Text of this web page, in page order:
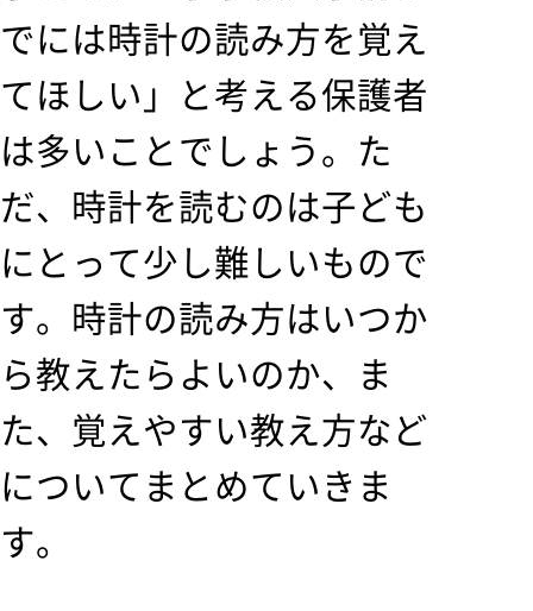
でには時計の読み方を覚え
てほしい」と考える保護者
は多いことでしょう。た
だ、時計を読むのは子ども
にとって少し難しいもので
す。時計の読み方はいつか
ら教えたらよいのか、ま
た、覚えやすい教え方など
についてまとめていきま
す。